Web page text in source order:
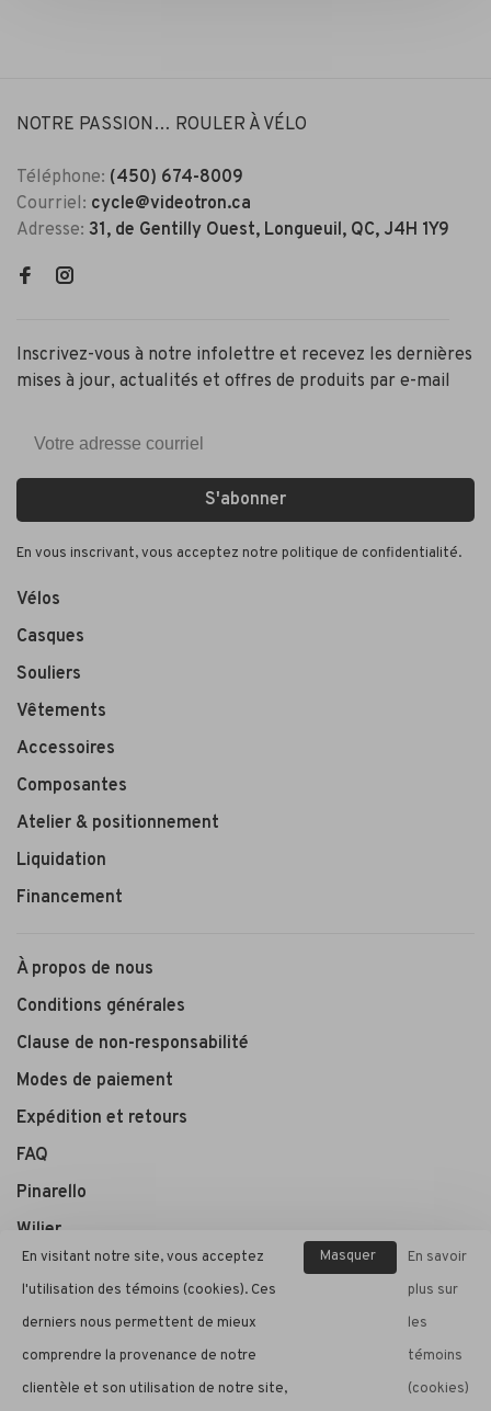
NOTRE PASSION… ROULER À VÉLO
Téléphone: (450) 674-8009
Courriel: cycle@videotron.ca
Adresse: 31, de Gentilly Ouest, Longueuil, QC, J4H 1Y9
Inscrivez-vous à notre infolettre et recevez les dernières
mises à jour, actualités et offres de produits par e-mail
S'abonner
En vous inscrivant, vous acceptez notre politique de confidentialité.
Vélos
Casques
Souliers
Vêtements
Accessoires
Composantes
Atelier & positionnement
Liquidation
Financement
À propos de nous
Conditions générales
Clause de non-responsabilité
Modes de paiement
Expédition et retours
FAQ
Pinarello
Wilier
André Cycle et Sport
En visitant notre site, vous acceptez
l'utilisation des témoins (cookies). Ces
derniers nous permettent de mieux
comprendre la provenance de notre
clientèle et son utilisation de notre site,
Masquer
En savoir
plus sur
les
témoins
(cookies)